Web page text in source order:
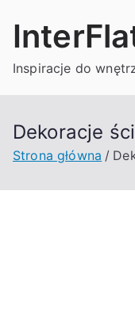
Inspiracje do
Dekoracje
Strona główna